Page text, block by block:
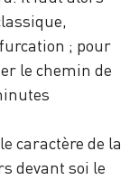
; pour
le chemin de
caractère de la
devant soi le